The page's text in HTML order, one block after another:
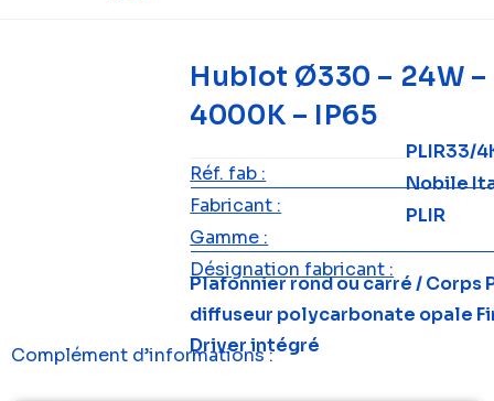
Hublot Ø330 – 24W
4000K – IP65
Réf. fab :
PLIR33/
Fabricant :
Nobile
Gamme :
PLIR
Désignation fabricant :
Plafonnier rond ou carré / Corps
diffuseur polycarbonate opale
Driver intégré
Complément d’informations :